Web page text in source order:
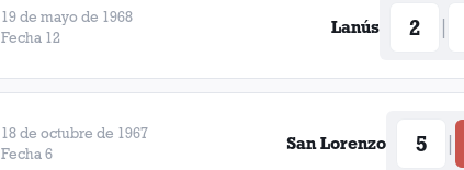
19 de mayo de 1968
Fecha 12
Lanús 2
18 de octubre de 1967
Fecha 6
San Lorenzo 5